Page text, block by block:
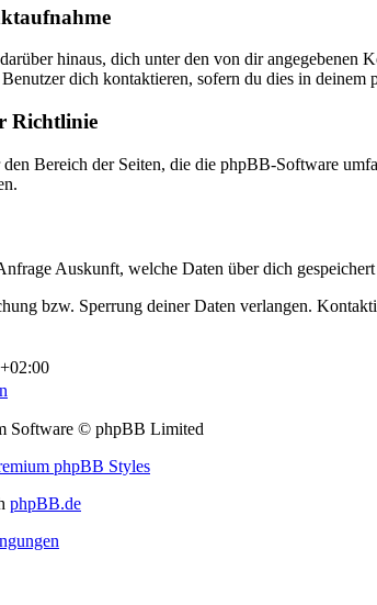
hinaus, dich unter den von dir
dich kontaktieren, sofern du dies in deinem
Richtlinie
Bereich der Seiten, die die phpBB-Software
Auskunft, welche Daten über dich gespeichert
bzw. Sperrung deiner Daten verlangen.
Software © phpBB Limited
phpBB Styles
phpBB.de